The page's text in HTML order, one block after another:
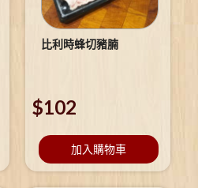
比利時蜂切豬腩
$102
加入購物車